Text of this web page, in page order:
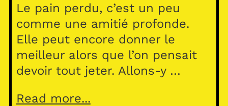
Le pain perdu, c’est un peu
comme une amitié profonde.
Elle peut encore donner le
meilleur alors que l’on pensait
devoir tout jeter. Allons-y …
Read more...